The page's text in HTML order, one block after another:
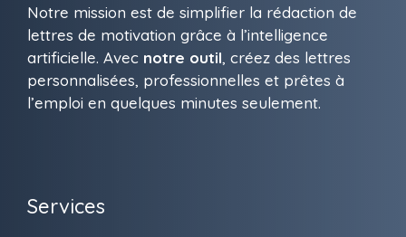
Notre mission est de simplifier la rédaction de
lettres de motivation grâce à l’intelligence
artificielle. Avec notre outil, créez des lettres
personnalisées, professionnelles et prêtes à
l’emploi en quelques minutes seulement.
Services